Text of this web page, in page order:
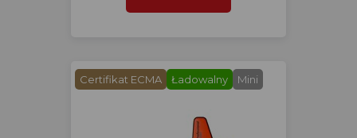
Certifikat ECMA Ładowalny Mini